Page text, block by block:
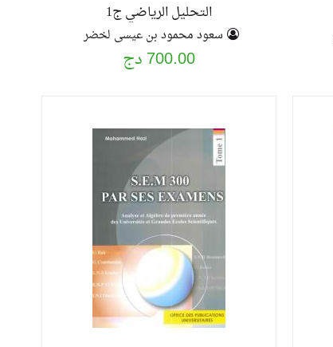
التحليل الرياضي ج1
سعود محمود بن عيسى لخضر
700.00 دج